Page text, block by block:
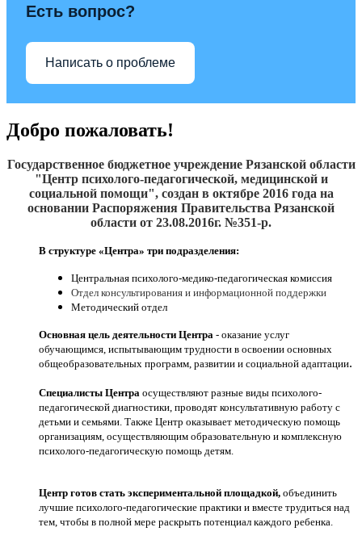
Есть вопрос?
Написать о проблеме
Добро пожаловать!
Государственное бюджетное учреждение Рязанской области
"Центр психолого-педагогической, медицинской и
социальной помощи", создан в октябре 2016года на
основании Распоряжения Правительства Рязанской
области от 23.08.2016г. №351-р.
В структуре «Центра» три подразделения:
Центральная психолого-медико-педагогическая комиссия
Отдел консультирования и информационной поддержки
Методический отдел
Основная цель деятельности Центра - оказание услуг
обучающимся, испытывающим трудности в освоении основных
общеобразовательных программ, развитии и социальной адаптации.
Специалисты Центра осуществляют разные виды психолого-
педагогической диагностики, проводят консультативную работу с
детьми и семьями. Также Центр оказывает методическую помощь
организациям, осуществляющим образовательную и комплексную
психолого-педагогическую помощь детям.
Центр готов стать экспериментальной площадкой, объединить
лучшие психолого-педагогические практики и вместе трудиться над
тем, чтобы в полной мере раскрыть потенциал каждого ребенка.